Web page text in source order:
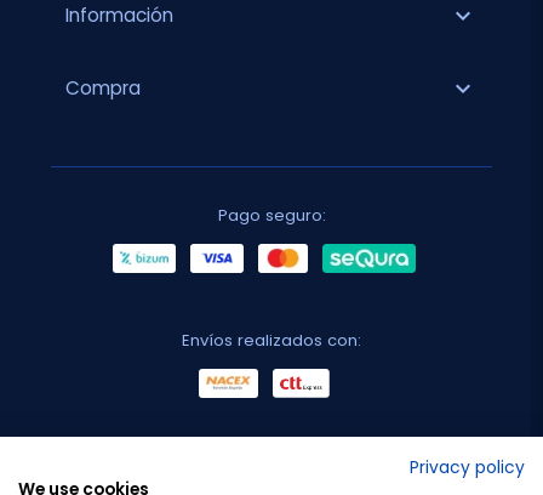
Información expand_more
Compra expand_more
Pago seguro:
Envíos realizados con:
Privacy policy
We use cookies